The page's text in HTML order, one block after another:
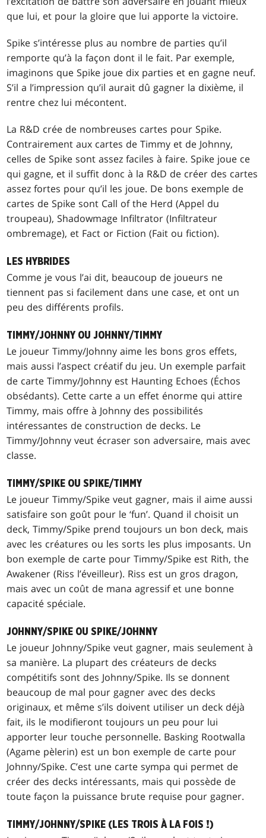
que lui, et pour la gloire que lui apporte la victoire.
Spike s’intéresse plus au nombre de parties qu’il
remporte qu’à la façon dont il le fait. Par exemple,
imaginons que Spike joue dix parties et en gagne neuf.
S’il a l’impression qu’il aurait dû gagner la dixième, il
rentre chez lui mécontent.
La R&D crée de nombreuses cartes pour Spike.
Contrairement aux cartes de Timmy et de Johnny,
celles de Spike sont assez faciles à faire. Spike joue ce
qui gagne, et il suffit donc à la R&D de créer des cartes
assez fortes pour qu’il les joue. De bons exemple de
cartes de Spike sont Call of the Herd (Appel du
troupeau),Shadowmage Infiltrator (Infiltrateur
ombremage), et Fact or Fiction (Fait ou fiction).
LES HYBRIDES
Comme je vous l’ai dit, beaucoup de joueurs ne
tiennent pas si facilement dans une case, et ont un
peu des différents profils.
TIMMY/JOHNNY OU JOHNNY/TIMMY
Le joueur Timmy/Johnny aime les bons gros effets,
mais aussi l’aspect créatif du jeu. Un exemple parfait
de carte Timmy/Johnny est Haunting Echoes (Échos
obsédants). Cette carte a un effet énorme qui attire
Timmy, mais offre à Johnny des possibilités
intéressantes de construction de decks. Le
Timmy/Johnny veut écraser son adversaire, mais avec
classe.
TIMMY/SPIKE OU SPIKE/TIMMY
Le joueur Timmy/Spike veut gagner, mais il aime aussi
satisfaire son goût pour le ‘fun’. Quand il choisit un
deck, Timmy/Spike prend toujours un bon deck, mais
avec les créatures ou les sorts les plus imposants. Un
bon exemple de carte pour Timmy/Spike est Rith, the
Awakener (Riss l’éveilleur). Riss est un gros dragon,
mais avec un coût de mana agressif et une bonne
capacité spéciale.
JOHNNY/SPIKE OU SPIKE/JOHNNY
Le joueur Johnny/Spike veut gagner, mais seulement à
sa manière. La plupart des créateurs de decks
compétitifs sont des Johnny/Spike. Ils se donnent
beaucoup de mal pour gagner avec des decks
originaux, et même s’ils doivent utiliser un deck déjà
fait, ils le modifieront toujours un peu pour lui
apporter leur touche personnelle. Basking Rootwalla
(Agame pèlerin) est un bon exemple de carte pour
Johnny/Spike. C’est une carte sympa qui permet de
créer des decks intéressants, mais qui possède de
toute façon la puissance brute requise pour gagner.
TIMMY/JOHNNY/SPIKE (LES TROIS À LA FOIS !)